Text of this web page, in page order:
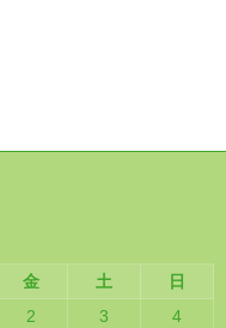
金 土
日
2 3
4